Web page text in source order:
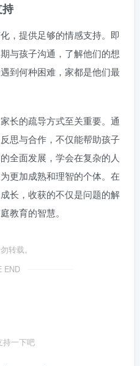
，提供足够的情感支持。即
与孩子沟通，了解他们的想
到何种困难，家都是他们最
长的疏导方式至关重要。通
思与合作，不仅能帮助孩子
全面发展，学会在复杂的人
更加成熟和理智的个体。在
长，收获的不仅是问题的解
教育的智慧。
转载。
END
持一下吧